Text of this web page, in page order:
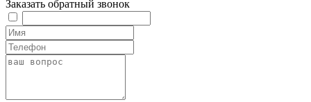
Заказать обратный звонок